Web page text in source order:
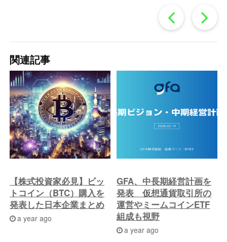
過
去
の
投
稿
へ
関連記事
【株式投資家必見】ビッ
トコイン（BTC）購入を
発表した日本企業まとめ
a year ago
GFA、中長期経営計画を
発表 仮想通貨取引所の
運営やミームコインETF
組成も視野
a year ago